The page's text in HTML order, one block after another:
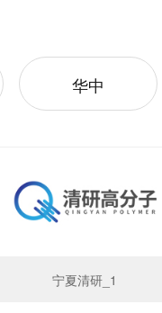
华中
宁夏清研_1